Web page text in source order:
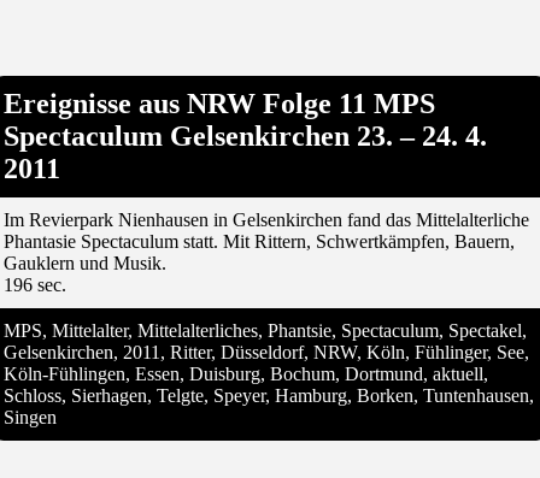
Ereignisse aus NRW Folge 11 MPS
Spectaculum Gelsenkirchen 23. – 24. 4.
2011
Im Revierpark Nienhausen in Gelsenkirchen fand das Mittelalterliche
Phantasie Spectaculum statt. Mit Rittern, Schwertkämpfen, Bauern,
Gauklern und Musik.
196 sec.
MPS, Mittelalter, Mittelalterliches, Phantsie, Spectaculum, Spectakel,
Gelsenkirchen, 2011, Ritter, Düsseldorf, NRW, Köln, Fühlinger, See,
Köln-Fühlingen, Essen, Duisburg, Bochum, Dortmund, aktuell,
Schloss, Sierhagen, Telgte, Speyer, Hamburg, Borken, Tuntenhausen,
Singen